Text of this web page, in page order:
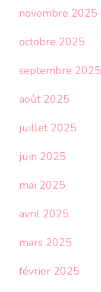
novembre 2025
octobre 2025
septembre 2025
août 2025
juillet 2025
juin 2025
mai 2025
avril 2025
mars 2025
février 2025